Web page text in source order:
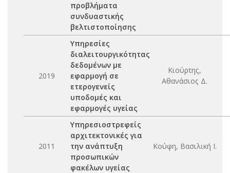
προβλήματα
συνδυαστικής
βελτιστοποίησης
2019
Υπηρεσίες
διαλειτουργικότητας
δεδομένων με
εφαρμογή σε
ετερογενείς
υποδομές και
εφαρμογές υγείας
Κιούρτης,
Αθανάσιος Δ.
2011
Υπηρεσιοστρεφείς
αρχιτεκτονικές για
την ανάπτυξη
προσωπικών
φακέλων υγείας
Κούφη, Βασιλική Ι.